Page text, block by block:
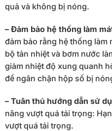
quả và không bị nóng.
– Đảm bảo hệ thống làm
đảm bảo rằng hệ thống làm
bộ tản nhiệt và bơm nước
giảm nhiệt độ xung quanh
để ngăn chặn hộp số bị
– Tuân thủ hướng dẫn sử
nâng vượt quá tải trọng:
vượt quá tải trọng.